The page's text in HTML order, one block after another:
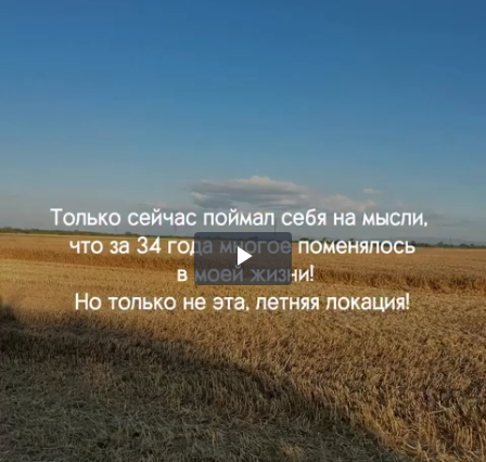
Воспроизвести
видео